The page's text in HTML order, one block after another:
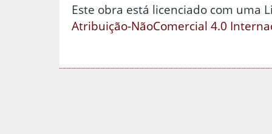
Este obra está licenciado com uma
Atribuição-NãoComercial 4.0